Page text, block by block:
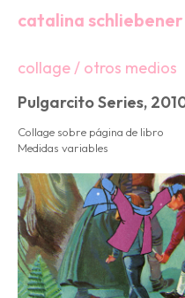
catalina schliebener
collage / otros medios
Pulgarcito Series,
Collage sobre página de libro
Medidas variables